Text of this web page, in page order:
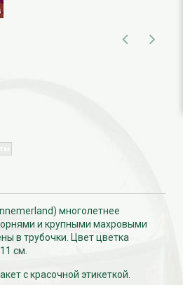
многолетнее
и крупными махровыми
в трубочки. Цвет цветка
см.
с красочной этикеткой.